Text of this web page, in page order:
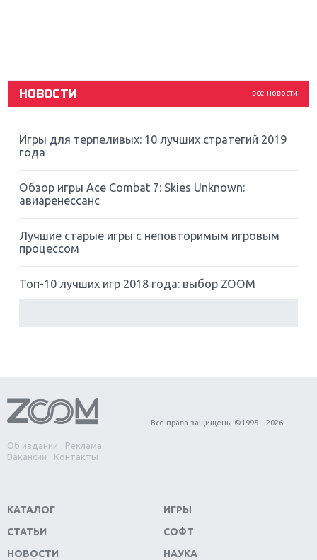
все новости
НОВОСТИ
Far Cry 5: хвалить нельзя ругать
Игры для терпеливых: 10 лучших стратегий 2019
года
Обзор игры Ace Combat 7: Skies Unknown:
авиаренессанс
Лучшие старые игры с неповторимым игровым
процессом
Топ-10 лучших игр 2018 года: выбор ZOOM
Обзор игры Forza Horizon 4: вершина эволюции
Две важных новинки для консолей: Spider-Man и
Divinity Original Sin 2
Switch
Обзор игры The Crew 2: покорение Америки
Об издании
Реклама
Вакансии
Контакты
Все права защищены ©1995 – 2026
КАТАЛОГ
СТАТЬИ
НОВОСТИ
ИГРЫ
СОФТ
НАУКА